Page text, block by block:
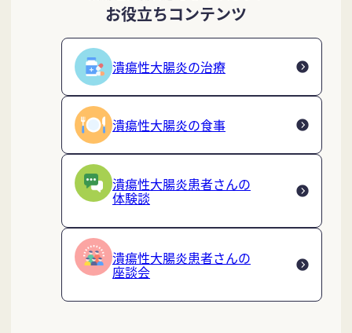
お役立ちコンテンツ
潰瘍性大腸炎の治療
潰瘍性大腸炎の食事
潰瘍性大腸炎患者さんの
体験談
潰瘍性大腸炎患者さんの
座談会